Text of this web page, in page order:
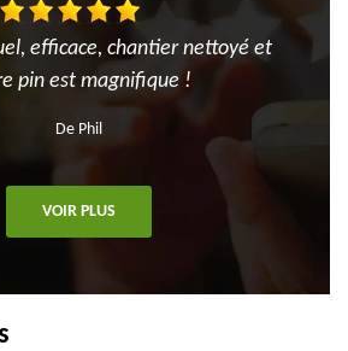
efficace, chantier nettoyé et
pin est magnifique !
De Phil
VOIR PLUS